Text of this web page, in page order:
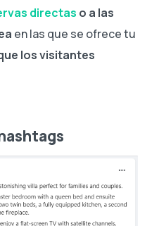
directas o a las
en las que se ofrece tu
los visitantes